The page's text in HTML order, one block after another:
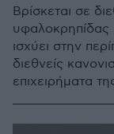
Βρίσκεται σε
υφαλοκρηπίδας
ισχύει στην
διεθνείς
επιχειρήματα